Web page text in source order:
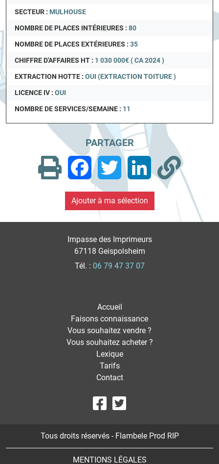
SECTEUR : MULHOUSE
NOMBRE DE PLACES INTÉRIEURES : 80
NOMBRE DE PLACES EXTÉRIEURES : 35
CHIFFRE D'AFFAIRES HT : 1 030 000€ ( CA 2024 )
EXTRACTION HOTTE : OUI (EXTRACTION TOITURE )
LICENCE IV : OUI
NOMBRE DE SERVICES/SEMAINE : 11
PARTAGER
Facebook Twitter LinkedIn
Impasse des Imprimeurs
67118 Geispolsheim
Tél. : 06 79 47 37 07
Accueil
Faisons connaissance
Vous souhaitez vendre ?
Vous souhaitez acheter ?
Lexique
Tarifs
Contact
Tous droits réservés - Flambele Prod RIP
MENTIONS LÉGALES